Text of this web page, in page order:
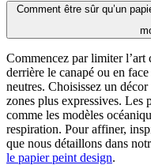
Comment être sûr qu’un
Commencez par limiter
derrière le canapé ou en
neutres. Choisissez un
zones plus expressives. Les
comme les modèles
respiration. Pour affiner,
que nous détaillons dans
le papier peint design.